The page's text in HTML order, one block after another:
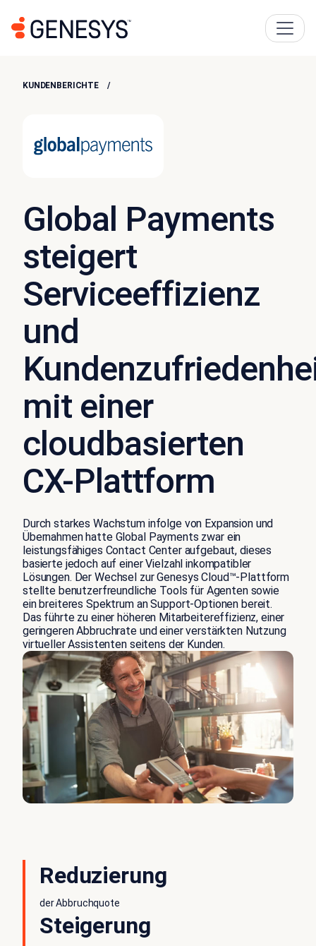
KUNDENBERICHTE
Global Payments
steigert
Serviceeffizienz
und
mit einer
cloudbasierten
CX-Plattform
Durch starkes Wachstum infolge von Expansion und
Übernahmen hatte Global Payments zwar ein
leistungsfähiges Contact Center aufgebaut, dieses
basierte jedoch auf einer Vielzahl inkompatibler
Lösungen. Der Wechsel zur Genesys Cloud™-Plattform
stellte benutzerfreundliche Tools für Agenten sowie
ein breiteres Spektrum an Support-Optionen bereit.
Das führte zu einer höheren Mitarbeitereffizienz, einer
geringeren Abbruchrate und einer verstärkten Nutzung
virtueller Assistenten seitens der Kunden.
Reduzierung
der Abbruchquote
Steigerung